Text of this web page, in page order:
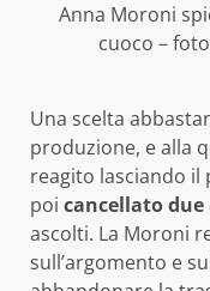
Anna Moroni
cuoco –
Una scelta
produzione, e alla
reagito lasciando il
poi cancellato
ascolti. La Moroni
sull’argomento e